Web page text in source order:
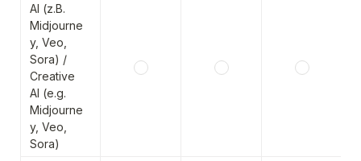
AI (z.B.
Midjourne
y, Veo,
Sora) /
Creative
AI (e.g.
Midjourne
y, Veo,
Sora)